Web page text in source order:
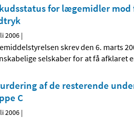
for lægemidler
2006 |
skrev den 6. marts
selskaber for at få afklaret
af de resterende
C
2006 |